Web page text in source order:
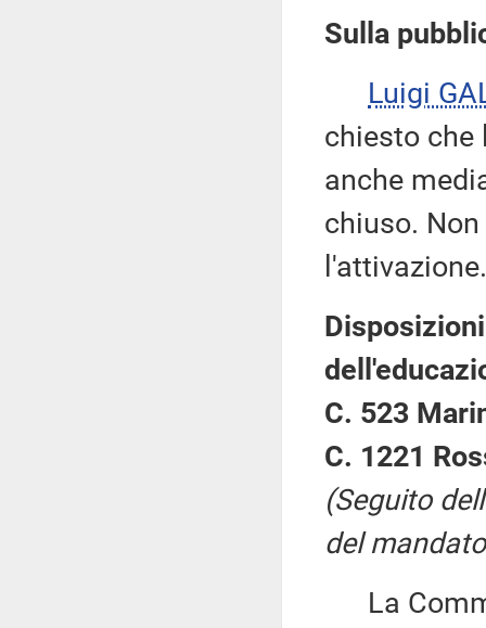
Sulla
Luigi
chiesto che
anche
chiuso.
l'attivazione.
C. 523
C. 1221
(Seguito
del
La